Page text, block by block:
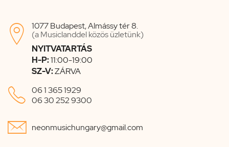

1077 Budapest, Almássy tér 8.
(a Musiclanddel közös üzletünk)
NYITVATARTÁS
H-P:11:00-19:00
SZ-V:ZÁRVA
 06 1 365 1929
06 30 252 9300
 neonmusichungary@gmail.com